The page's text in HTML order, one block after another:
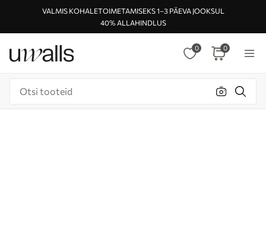
VALMIS KOHALETOIMETAMISEKS 1–3 PÄEVA JOOKSUL
40% ALLAHINDLUS
0 0